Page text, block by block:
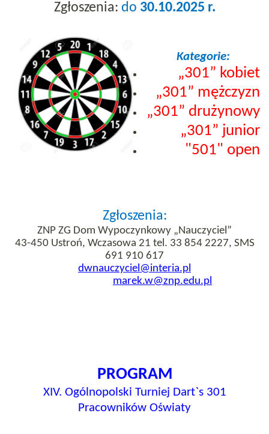
Zgłoszenia: do 30.10.2025 r.
Kategorie:
„301” kobiet
„301” mężczyzn
„301” drużynowy
„301” junior
"501" open
Zgłoszenia:
ZNP ZG Dom Wypoczynkowy „Nauczyciel”
43-450 Ustroń, Wczasowa 21 tel. 33 854 2227, SMS
691 910 617
dwnauczyciel@interia.pl
marek.w@znp.edu.pl
PROGRAM
XIV. Ogólnopolski Turniej Dart`s 301
Pracowników Oświaty